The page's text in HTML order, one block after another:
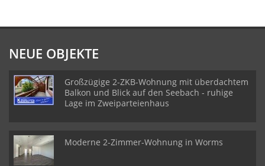
NEUE OBJEKTE
Großzügige 2-ZKB-Wohnung mit überdachtem
Balkon und Blick auf den Seebach - ruhige
Lage im Zweiparteienhaus
Moderne 2-Zimmer-Wohnung in Worms